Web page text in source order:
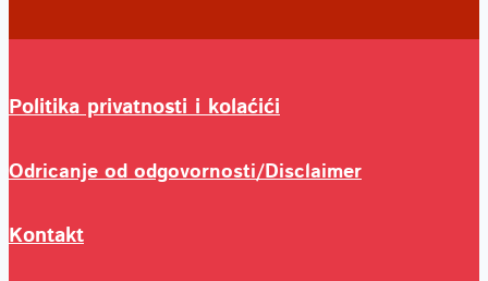
Politika privatnosti i kolaćići
Odricanje od odgovornosti/Disclaimer
Kontakt